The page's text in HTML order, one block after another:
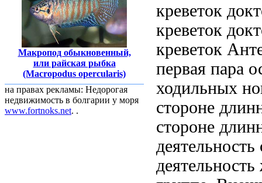
Макропод обыкновенный,
или райская рыбка
(Macropodus opercularis)
на правах рекламы: Недорогая
недвижимость в болгарии у моря
www.fortnoks.net. .
креветок
креветок
креветок
первая пара
ходильных
стороне
стороне
деятельность